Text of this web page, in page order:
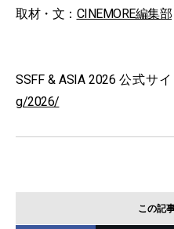
取材・文： CINEMORE編集部
SSFF & ASIA 2026 公式サイ
g/2026/
この記